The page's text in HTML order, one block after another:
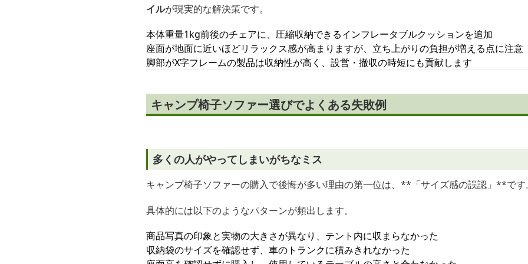
イルが現実的な解決策です。
本体重量1kg前後のチェアに、圧縮収納できるインフレータブルクッションを追加
座面が地面に近いほどリラックス感が高まりますが、立ち上がりの負担が増える点に注意
脚部がX字フレームの製品は収納性が高く、設営・撤収の時短にも貢献します
キャンプ椅子ソファー選びでよくある失敗例
多くの人がやってしまいがちなミス
キャンプ椅子ソファーの購入で後悔が多い理由の第一位は、**「サイズ感の誤認」**です
具体的には以下のようなパターンが頻出します。
商品写真の印象と実物の大きさが異なり、テント内に収まらなかった
収納袋のサイズを確認せず、車のトランクに積みきれなかった